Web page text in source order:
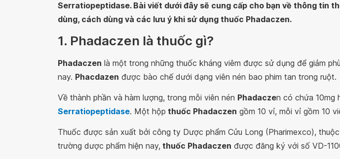
Serratiopeptidase. Bài viết dưới đây sẽ cung cấp cho bạn về thông tin
dùng, cách dùng và các lưu ý khi sử dụng thuốc Phadaczen.
1. Phadaczen là thuốc gì?
Phadaczen là một trong những thuốc kháng viêm được sử dụng để giảm
nay. Phacdazen được bào chế dưới dạng viên nén bao phim tan trong ruột.
Về thành phần và hàm lượng, trong mỗi viên nén Phadaczen có chứa 10mg
Serratiopeptidase. Một hộp thuốc Phadaczen gồm 10 vỉ, mỗi vỉ gồm 10
Thuốc được sản xuất bởi công ty Dược phẩm Cửu Long (Pharimexco),
trường dược phẩm hiện nay, thuốc Phadaczen được đăng ký với số VD-